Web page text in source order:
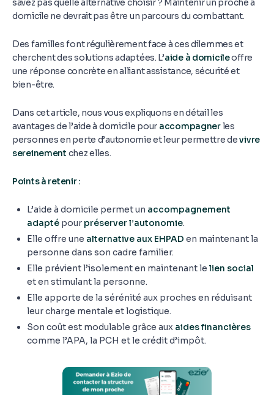
savez pas quelle alternative choisir ? Maintenir un proche à
domicile ne devrait pas être un parcours du combattant.
Des familles font régulièrement face à ces dilemmes et
cherchent des solutions adaptées. L’aide à domicileoffre
une réponse concrète en alliant assistance, sécurité et
bien-être.
Dans cet article, nous vous expliquons en détail les
avantages de l’aide à domicile pour accompagnerles
personnes en perte d’autonomie et leur permettre devivre
sereinement chez elles.
Points à retenir :
L’aide à domicile permet un accompagnement
adapté pour préserver l’autonomie.
Elle offre une alternative aux EHPAD en maintenant la
personne dans son cadre familier.
Elle prévient l’isolement en maintenant le lien social
et en stimulant la personne.
Elle apporte de la sérénité aux proches en réduisant
leur charge mentale et logistique.
Son coût est modulable grâce aux aides financières
comme l’APA, la PCH et le crédit d’impôt.